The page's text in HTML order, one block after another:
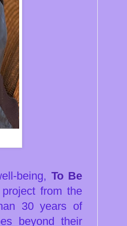
being, To Be
from the
30 years of
beyond their